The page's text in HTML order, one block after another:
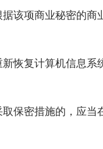
该项商业秘密的商
恢复计算机信息系
保密措施的，应